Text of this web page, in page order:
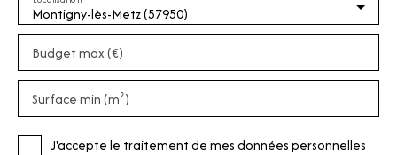
!!!
Montigny-lès-Metz (57950)
Budget max (€)
Surface min (m²)
J'accepte le traitement de mes données personnelles